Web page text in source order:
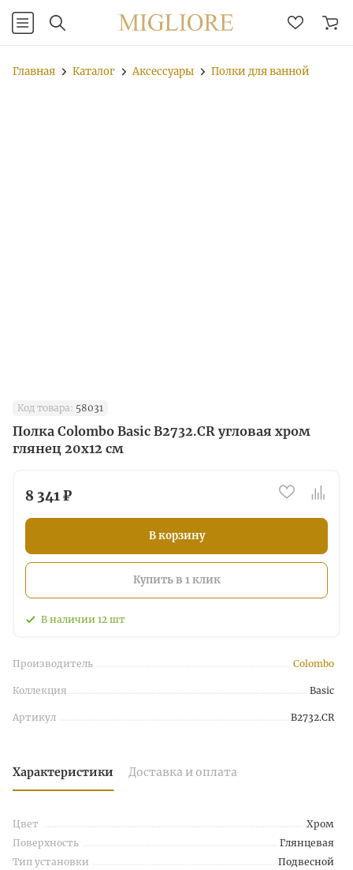
Главная Каталог Аксессуары Полки для ванной
Код товара: 58031
Полка Colombo Basic B2732.CR угловая хром
глянец 20х12 см
8 341 ₽
В корзину
Купить в 1 клик
В наличии 12 шт
Производитель Colombo
Коллекция Basic
Артикул B2732.CR
Характеристики Доставка и оплата
Цвет
Хром
Поверхность
Глянцевая
Тип установки
Подвесной